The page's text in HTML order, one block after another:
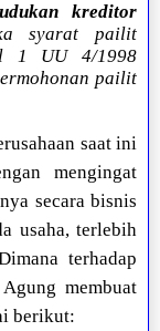
kreditor
syarat pailit
1 UU 4/1998
pailit
saat ini
mengingat
secara bisnis
usaha, terlebih
terhadap
membuat
berikut: